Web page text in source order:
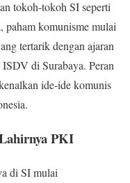
tokoh-tokoh SI seperti
paham komunisme mulai
tertarik dengan ajaran
di Surabaya. Peran
ide-ide komunis
PKI
di SI mulai